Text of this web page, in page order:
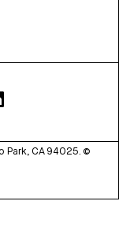
Park, CA 94025. ©